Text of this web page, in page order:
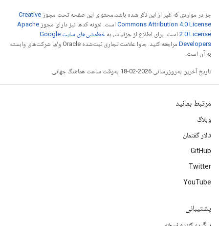
جز در مواردی که غیر از این ذکر شده باشد،‌محتوای این صفحه تحت مجوز Creative
Commons Attribution 4.0 License است. نمونه کدها نیز دارای مجوز Apache
2.0 License است. برای اطلاع از جزئیات، به
خطمشی‌های سایت Google
Developers‏
مراجعه کنید. جاوا علامت تجاری ثبت‌شده Oracle و/یا شرکت‌های وابسته
به آن است.
تاریخ آخرین به‌روزرسانی 2026-02-18 به‌وقت ساعت هماهنگ جهانی.
مرتبط بمانید
وبلاگ
تالار گفتمان
GitHub
Twitter
YouTube
پشتیبانی